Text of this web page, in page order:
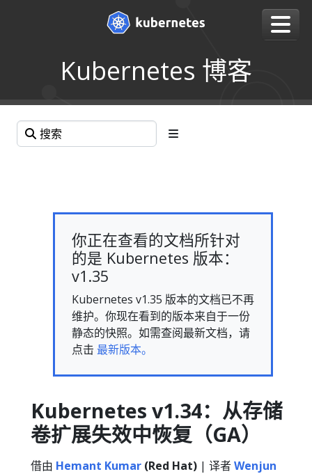
Kubernetes 博客
你正在查看的文档所针对
的是 Kubernetes 版本：
v1.35
Kubernetes v1.35 版本的文档已不再
维护。你现在看到的版本来自于一份
静态的快照。如需查阅最新文档，请
点击 最新版本。
Kubernetes v1.34：从存储
卷扩展失效中恢复（GA）
借由 Hemant Kumar (Red Hat) | 译者Wenjun